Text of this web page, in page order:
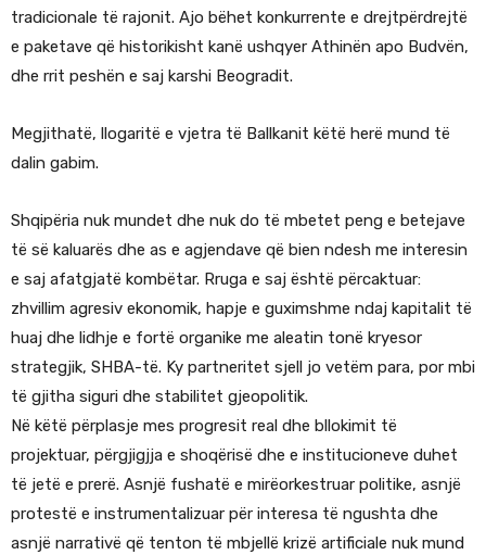
tradicionale të rajonit. Ajo bëhet konkurrente e drejtpërdrejtë
e paketave që historikisht kanë ushqyer Athinën apo Budvën,
dhe rrit peshën e saj karshi Beogradit.
Megjithatë, llogaritë e vjetra të Ballkanit këtë herë mund të
dalin gabim.
Shqipëria nuk mundet dhe nuk do të mbetet peng e betejave
të së kaluarës dhe as e agjendave që bien ndesh me interesin
e saj afatgjatë kombëtar. Rruga e saj është përcaktuar:
zhvillim agresiv ekonomik, hapje e guximshme ndaj kapitalit të
huaj dhe lidhje e fortë organike me aleatin tonë kryesor
strategjik, SHBA-të. Ky partneritet sjell jo vetëm para, por mbi
të gjitha siguri dhe stabilitet gjeopolitik.
Në këtë përplasje mes progresit real dhe bllokimit të
projektuar, përgjigjja e shoqërisë dhe e institucioneve duhet
të jetë e prerë. Asnjë fushatë e mirëorkestruar politike, asnjë
protestë e instrumentalizuar për interesa të ngushta dhe
asnjë narrativë që tenton të mbjellë krizë artificiale nuk mund